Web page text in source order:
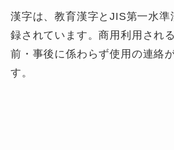
漢字は、教育漢字とJIS第一水準
録されています。商用利用され
前・事後に係わらず使用の連絡
す。